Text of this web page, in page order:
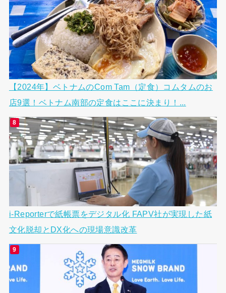
【2024年】ベトナムのCom Tam（定食）コムタムのお
店9選！ベトナム南部の定食はここに決まり！...
i-Reporterで紙帳票をデジタル化 FAPV社が実現した紙
文化脱却とDX化への現場意識改革